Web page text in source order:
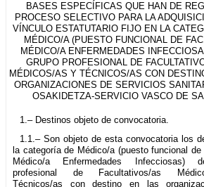
BASES ESPECÍFICAS QUE HAN DE
PROCESO SELECTIVO PARA LA
VÍNCULO ESTATUTARIO FIJO EN LA
MÉDICO/A (PUESTO FUNCIONAL DE
MÉDICO/A ENFERMEDADES
GRUPO PROFESIONAL DE
MÉDICOS/AS Y TÉCNICOS/AS CON
ORGANIZACIONES DE SERVICIOS
OSAKIDETZA-SERVICIO VASCO DE
1.– Destinos objeto de convocatoria.
1.1.– Son objeto de esta convocatoria los
la categoría de Médico/a (puesto funcional
Médico/a Enfermedades Infecciosas)
profesional de Facultativos/as
Técnicos/as con destino en las